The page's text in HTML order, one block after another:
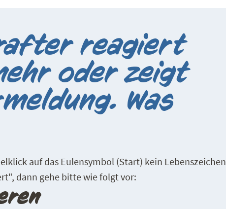
reagiert
oder zeigt
Was
auf das Eulensymbol (Start) kein Lebenszeichen
dann gehe bitte wie folgt vor: